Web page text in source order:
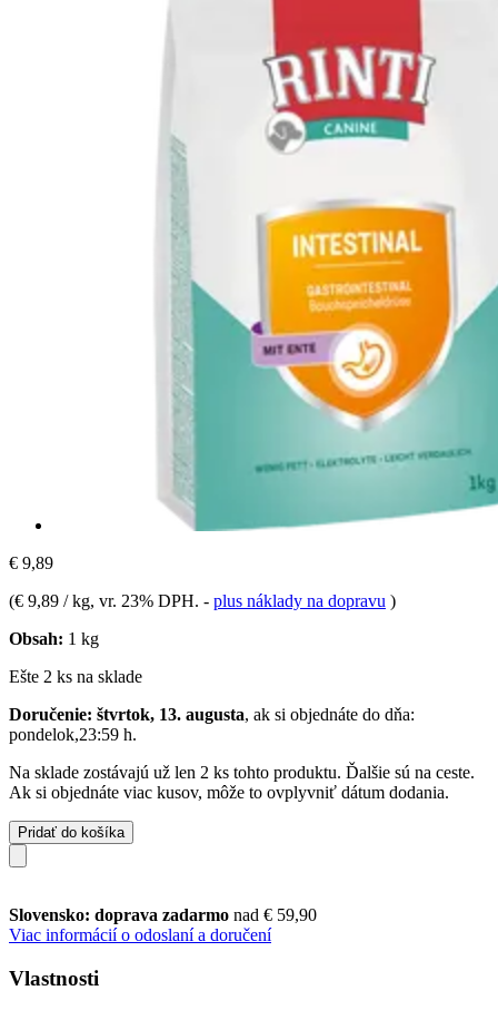
€ 9,89
(€ 9,89 / kg, vr. 23% DPH. - plus náklady na dopravu )
Obsah: 1 kg
Ešte 2 ks na sklade
Doručenie: štvrtok, 13. augusta, ak si objednáte do dňa:
pondelok,23:59 h.
Na sklade zostávajú už len 2 ks tohto produktu. Ďalšie sú na ceste.
Ak si objednáte viac kusov, môže to ovplyvniť dátum dodania.
Pridať do košíka
Slovensko: doprava zadarmo nad € 59,90
Viac informácií o odoslaní a doručení
Vlastnosti